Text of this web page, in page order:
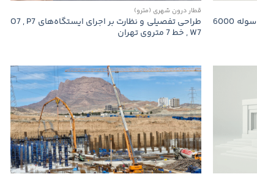
سیلوی فلزی 20 هزار تنی سمنگان و انبار سوله 6000
قطار درون شهری (مترو)
طراحی تفصیلی و نظارت بر اجرای ایستگاه‌های O7 , P7
, W7 خط 7 متروی تهران